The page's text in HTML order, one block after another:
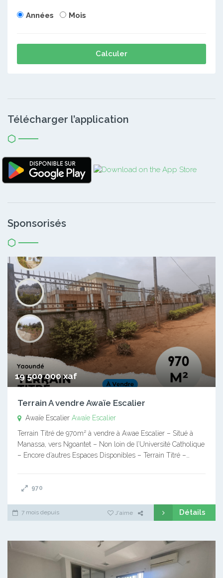
Années Mois
Calculer
Télécharger l’application
Sponsorisés
19 500 000 xaf
Terrain A vendre Awaïe Escalier
Awaïe Escalier Awaïe Escalier
Terrain Titré de 970m² à vendre à Awae Escalier – Situé à
Manassa, vers Ngoantet – Non loin de l’Université Catholique
– Encore d’autres Espaces Disponibles – Terrain Titré –…
970
7 mois depuis J'aime Détails